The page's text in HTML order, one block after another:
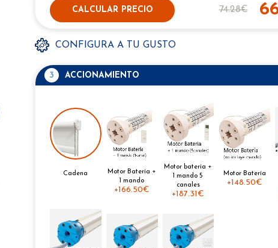
CALCULAR PRECIO 74.28€
CONFIGURA A TU GUSTO
3 ACCIONAMIENTO
Cadena
Motor Batería +
1 mando
+166.50€
Motor batería +
1 mando 5
canales
+187.31€
Motor Batería
+148.50€